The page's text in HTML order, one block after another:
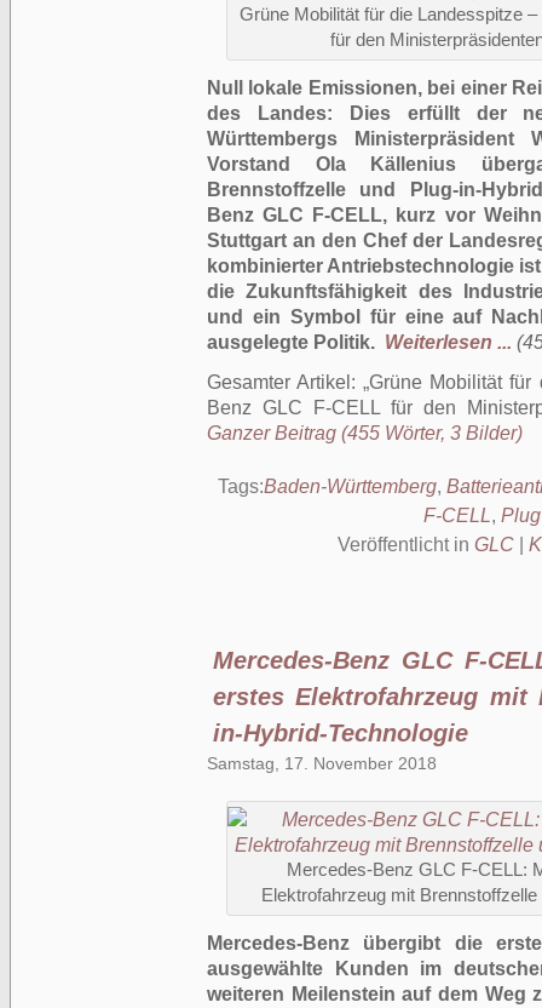
Grüne Mobilität für die Landesspitze
für den
Null lokale Emissionen, bei einer
des Landes: Dies erfüllt der
Württembergs Ministerpräsident
Vorstand Ola Källenius
Brennstoffzelle und Plug-in-
Benz GLC F-CELL, kurz vor
Stuttgart an den Chef der
kombinierter Antriebstechnologie
die Zukunftsfähigkeit des
und ein Symbol für eine auf
ausgelegte Politik. Weiterlesen ...
Gesamter Artikel: Grüne Mobilität für
Benz GLC F-CELL für den
Ganzer Beitrag (455 Wörter, 3 Bilder)
Tags:Baden-Württemberg,
F-CELL,
Veröffentlicht in GLC
Mercedes-Benz GLC F-
erstes Elektrofahrzeug mit
in-Hybrid-Technologie
Samstag, 17. November 2018
Mercedes-Benz GLC F-CELL:
Elektrofahrzeug mit
Mercedes-Benz übergibt die
ausgewählte Kunden im
weiteren Meilenstein auf dem Weg